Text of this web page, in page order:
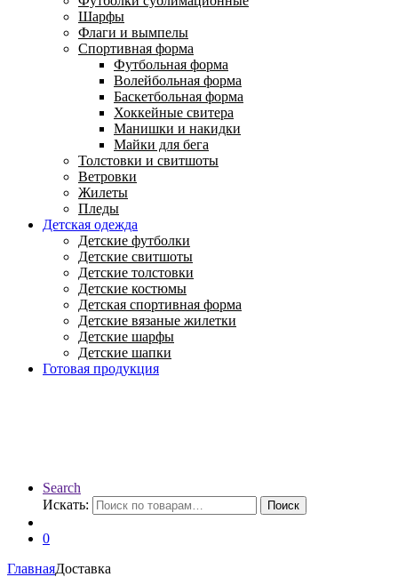
Шарфы
Флаги и вымпелы
Спортивная форма
Футбольная форма
Волейбольная форма
Баскетбольная форма
Хоккейные свитера
Манишки и накидки
Майки для бега
Толстовки и свитшоты
Ветровки
Жилеты
Пледы
Детская одежда
Детские футболки
Детские свитшоты
Детские толстовки
Детские костюмы
Детская спортивная форма
Детские вязаные жилетки
Детские шарфы
Детские шапки
Готовая продукция
Search
Искать:
Поиск
0
ГлавнаяДоставка